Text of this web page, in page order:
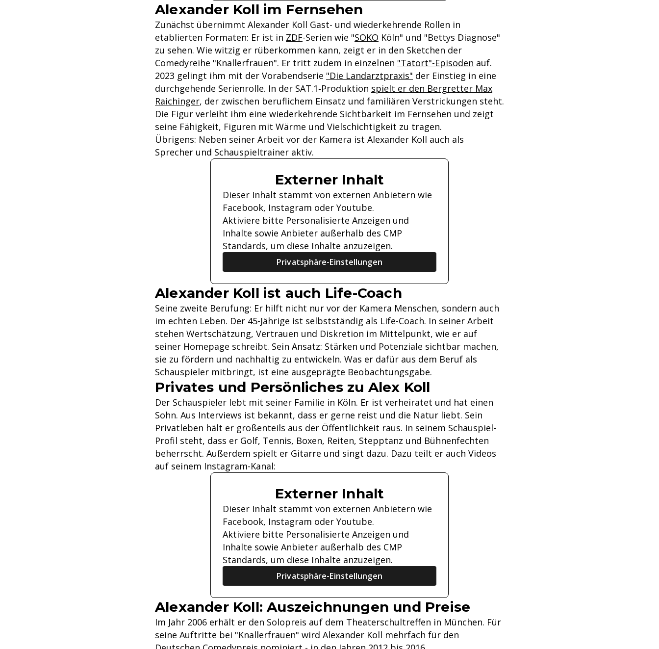
Alexander Koll im Fernsehen
Zunächst übernimmt Alexander Koll Gast- und wiederkehrende Rollen in
etablierten Formaten: Er ist in ZDF-Serien wie "SOKO Köln" und "Bettys Diagnose"
zu sehen. Wie witzig er rüberkommen kann, zeigt er in den Sketchen der
Comedyreihe "Knallerfrauen". Er tritt zudem in einzelnen "Tatort"-Episoden auf.
2023 gelingt ihm mit der Vorabendserie "Die Landarztpraxis" der Einstieg in eine
durchgehende Serienrolle. In der SAT.1‑Produktion spielt er den Bergretter Max
Raichinger, der zwischen beruflichem Einsatz und familiären Verstrickungen steht.
Die Figur verleiht ihm eine wiederkehrende Sichtbarkeit im Fernsehen und zeigt
seine Fähigkeit, Figuren mit Wärme und Vielschichtigkeit zu tragen.
Übrigens: Neben seiner Arbeit vor der Kamera ist Alexander Koll auch als
Sprecher und Schauspieltrainer aktiv.
Externer Inhalt
Dieser Inhalt stammt von externen Anbietern wie
Facebook, Instagram oder Youtube.
Aktiviere bitte Personalisierte Anzeigen und
Inhalte sowie Anbieter außerhalb des CMP
Standards, um diese Inhalte anzuzeigen.
Privatsphäre-Einstellungen
Alexander Koll ist auch Life-Coach
Seine zweite Berufung: Er hilft nicht nur vor der Kamera Menschen, sondern auch
im echten Leben. Der 45-Jährige ist selbstständig als Life-Coach. In seiner Arbeit
stehen Wertschätzung, Vertrauen und Diskretion im Mittelpunkt, wie er auf
seiner Homepage schreibt. Sein Ansatz: Stärken und Potenziale sichtbar machen,
sie zu fördern und nachhaltig zu entwickeln. Was er dafür aus dem Beruf als
Schauspieler mitbringt, ist eine ausgeprägte Beobachtungsgabe.
Privates und Persönliches zu Alex Koll
Der Schauspieler lebt mit seiner Familie in Köln. Er ist verheiratet und hat einen
Sohn. Aus Interviews ist bekannt, dass er gerne reist und die Natur liebt. Sein
Privatleben hält er großenteils aus der Öffentlichkeit raus. In seinem Schauspiel-
Profil steht, dass er Golf, Tennis, Boxen, Reiten, Stepptanz und Bühnenfechten
beherrscht. Außerdem spielt er Gitarre und singt dazu. Dazu teilt er auch Videos
auf seinem Instagram-Kanal:
Externer Inhalt
Dieser Inhalt stammt von externen Anbietern wie
Facebook, Instagram oder Youtube.
Aktiviere bitte Personalisierte Anzeigen und
Inhalte sowie Anbieter außerhalb des CMP
Standards, um diese Inhalte anzuzeigen.
Privatsphäre-Einstellungen
Alexander Koll: Auszeichnungen und Preise
Im Jahr 2006 erhält er den Solopreis auf dem Theaterschultreffen in München. Für
seine Auftritte bei "Knallerfrauen" wird Alexander Koll mehrfach für den